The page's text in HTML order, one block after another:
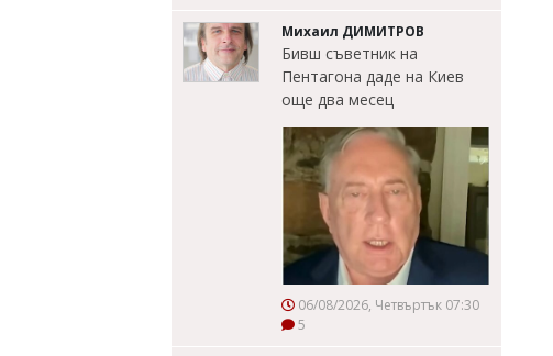
Михаил ДИМИТРОВ
Бивш съветник на
Пентагона даде на Киев
още два месец
06/08/2026, Четвъртък 07:30
5